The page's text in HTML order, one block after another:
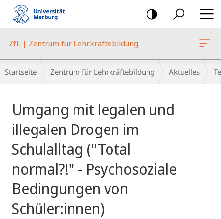
Mobile-
Navigation
ZfL | Zentrum für Lehrkräftebildung
Breadcrumb-
Navigation
Startseite Zentrum für Lehrkräftebildung Aktuelles
Umgang mit legalen und
illegalen Drogen im
Schulalltag ("Total
normal?!" - Psychosoziale
Bedingungen von
Schüler:innen)